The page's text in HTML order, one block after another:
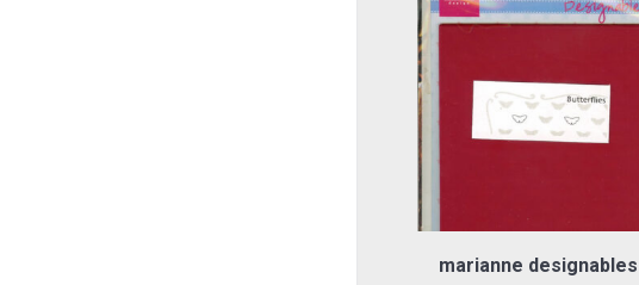
marianne designables